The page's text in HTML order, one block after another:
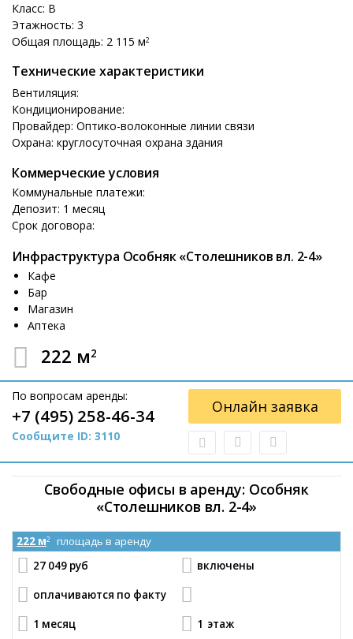
Класс: B
Этажность: 3
Общая площадь: 2 115 м2
Технические характеристики
Вентиляция:
Кондиционирование:
Провайдер: Оптико-волоконные линии связи
Охрана: круглосуточная охрана здания
Коммерческие условия
Коммунальные платежи:
Депозит: 1 месяц
Срок договора:
Инфраструктура Особняк «Столешников вл. 2-4»
Кафе
Бар
Магазин
Аптека
222 м2
По вопросам аренды:
+7 (495) 258-46-34
Сообщите ID: 3110
Онлайн заявка
Свободные офисы в аренду: Особняк
«Столешников вл. 2-4»
222 м2
площадь в аренду
27 049 руб
включены
оплачиваются по факту
1 месяц 1 этаж